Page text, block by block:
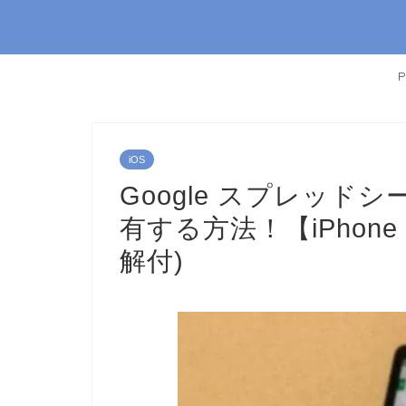
iOS
Google スプレッドシ
有する方法！【
解付)